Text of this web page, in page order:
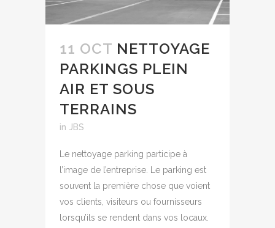
11 OCT NETTOYAGE
PARKINGS PLEIN
AIR ET SOUS
TERRAINS
in JBS
Le nettoyage parking participe à
l’image de l’entreprise. Le parking est
souvent la première chose que voient
vos clients, visiteurs ou fournisseurs
lorsqu’ils se rendent dans vos locaux.